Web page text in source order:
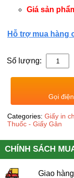
Giá sản
Hỗ trợ mua hàng
Số lượng:
Gọi
Categories: Giấy in
Thuốc - Giấy Gân
CHÍNH SÁCH
Giao